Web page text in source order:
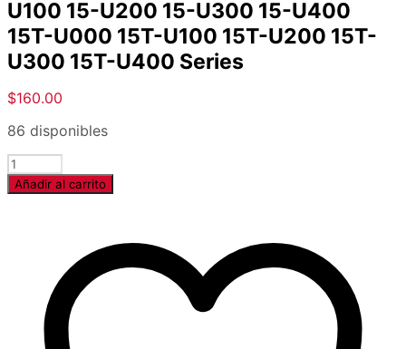
U100 15-U200 15-U300 15-U400
15T-U000 15T-U100 15T-U200 15T-
U300 15T-U400 Series
$160.00
86 disponibles
Cantidad
Añadir al carrito